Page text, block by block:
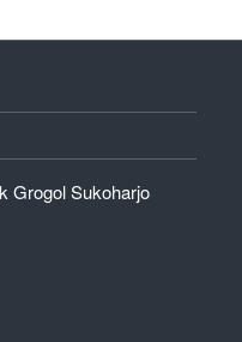
Grogol Sukoharjo